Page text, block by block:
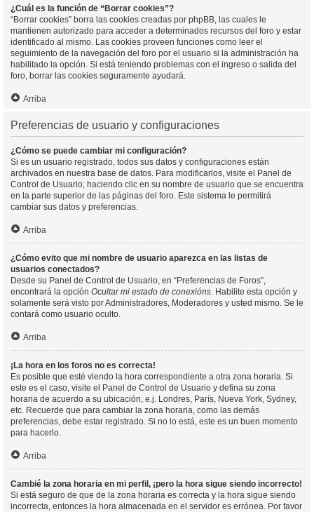
¿Cuál es la función de “Borrar cookies”?
“Borrar cookies” borra las cookies creadas por phpBB, las cuales le
mantienen autorizado para acceder a determinados recursos del foro y estar
identificado al mismo. Las cookies proveen funciones como leer el
seguimiento de la navegación del foro por el usuario si la administración ha
habilitado la opción. Si está teniendo problemas con el ingreso o salida del
foro, borrar las cookies seguramente ayudará.
Arriba
Preferencias de usuario y configuraciones
¿Cómo se puede cambiar mi configuración?
Si es un usuario registrado, todos sus datos y configuraciones están
archivados en nuestra base de datos. Para modificarlos, visite el Panel de
Control de Usuario; haciendo clic en su nombre de usuario que se encuentra
en la parte superior de las páginas del foro. Este sistema le permitirá
cambiar sus datos y preferencias.
Arriba
¿Cómo evito que mi nombre de usuario aparezca en las listas de
usuarios conectados?
Desde su Panel de Control de Usuario, en “Preferencias de Foros”,
encontrará la opción Ocultar mi estado de conexións. Habilite esta opción y
solamente será visto por Administradores, Moderadores y usted mismo. Se le
contará como usuario oculto.
Arriba
¡La hora en los foros no es correcta!
Es posible que esté viendo la hora correspondiente a otra zona horaria. Si
este es el caso, visite el Panel de Control de Usuario y defina su zona
horaria de acuerdo a su ubicación, e.j. Londres, París, Nueva York, Sydney,
etc. Recuerde que para cambiar la zona horaria, como las demás
preferencias, debe estar registrado. Si no lo está, este es un buen momento
para hacerlo.
Arriba
Cambié la zona horaria en mi perfil, ¡pero la hora sigue siendo incorrecto!
Si está seguro de que de la zona horaria es correcta y la hora sigue siendo
incorrecta, entonces la hora almacenada en el servidor es errónea. Por favor